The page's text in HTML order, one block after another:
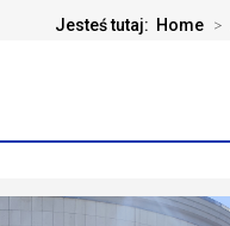
Jesteś tutaj: Home >